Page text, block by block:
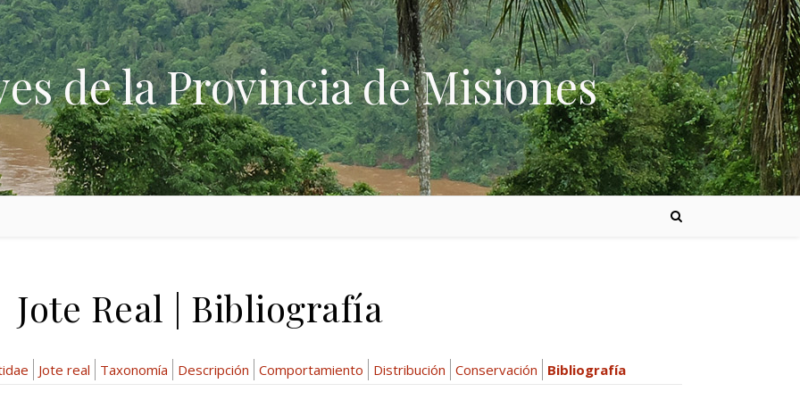
de la Provincia de Misiones
Jote Real | Bibliografía
Jote real Taxonomía Descripción Comportamiento Distribución Conservación Bibliografía